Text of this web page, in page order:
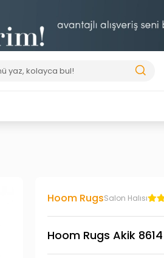
Hoom RugsSalon Halısı
Hoom Rugs Akik